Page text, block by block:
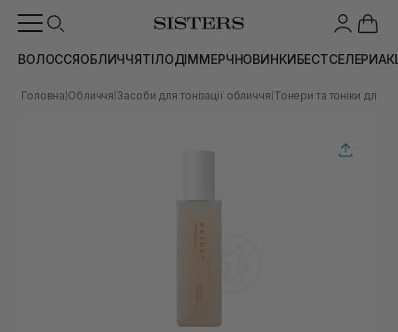
ВОЛОССЯОБЛИЧЧЯТІЛОДІММЕРЧНОВИНКИБЕСТСЕЛЕРИ
Головна Обличчя Засоби для тонізації обличчя Тонери та тоніки для